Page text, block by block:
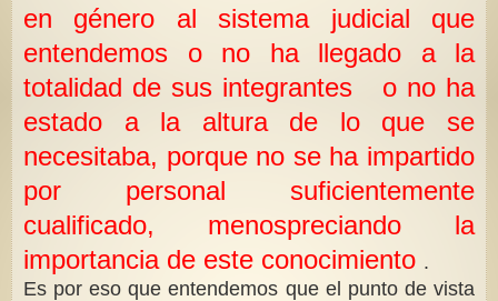
en género al sistema judicial que
entendemos o no ha llegado a la
totalidad de sus integrantes o no ha
estado a la altura de lo que se
necesitaba, porque no se ha impartido
por personal suficientemente
cualificado, menospreciando la
importancia de este conocimiento .
Es por eso que entendemos que el punto de vista